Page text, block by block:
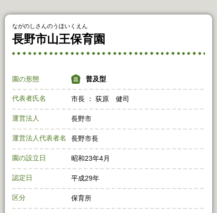
ながのしさんのうほいくえん
長野市山王保育園
園の形態 普及型
代表者氏名 市長 ： 荻原 健司
運営法人 長野市
運営法人代表者名 長野市長
園の設立日 昭和23年4月
認定日 平成29年
区分 保育所